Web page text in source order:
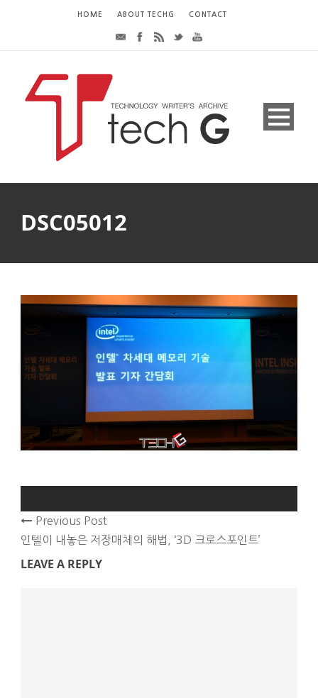
HOME ABOUT TECHG CONTACT
DSC05012
Previous Post
인텔이 내놓은 저장매체의 해법, ‘3D 크로스포인트’
LEAVE A REPLY